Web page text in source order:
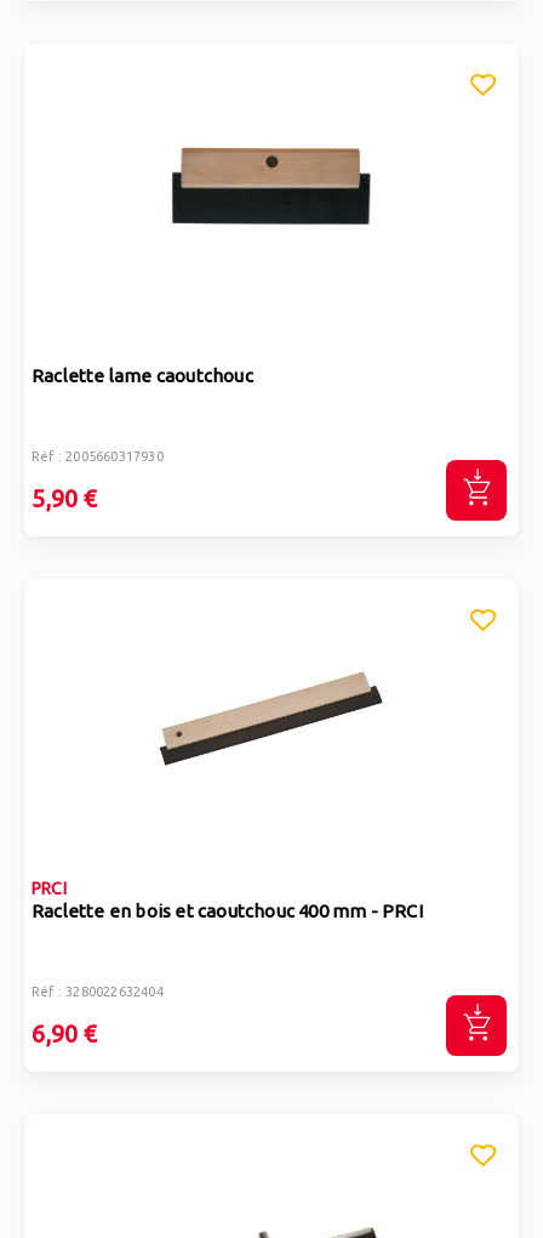
Raclette lame caoutchouc
Réf : 2005660317930
5,90 €
PRCI
Raclette en bois et caoutchouc 400 mm - PRCI
Réf : 3280022632404
6,90 €